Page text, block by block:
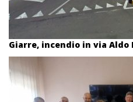
Giarre, incendio in via Aldo